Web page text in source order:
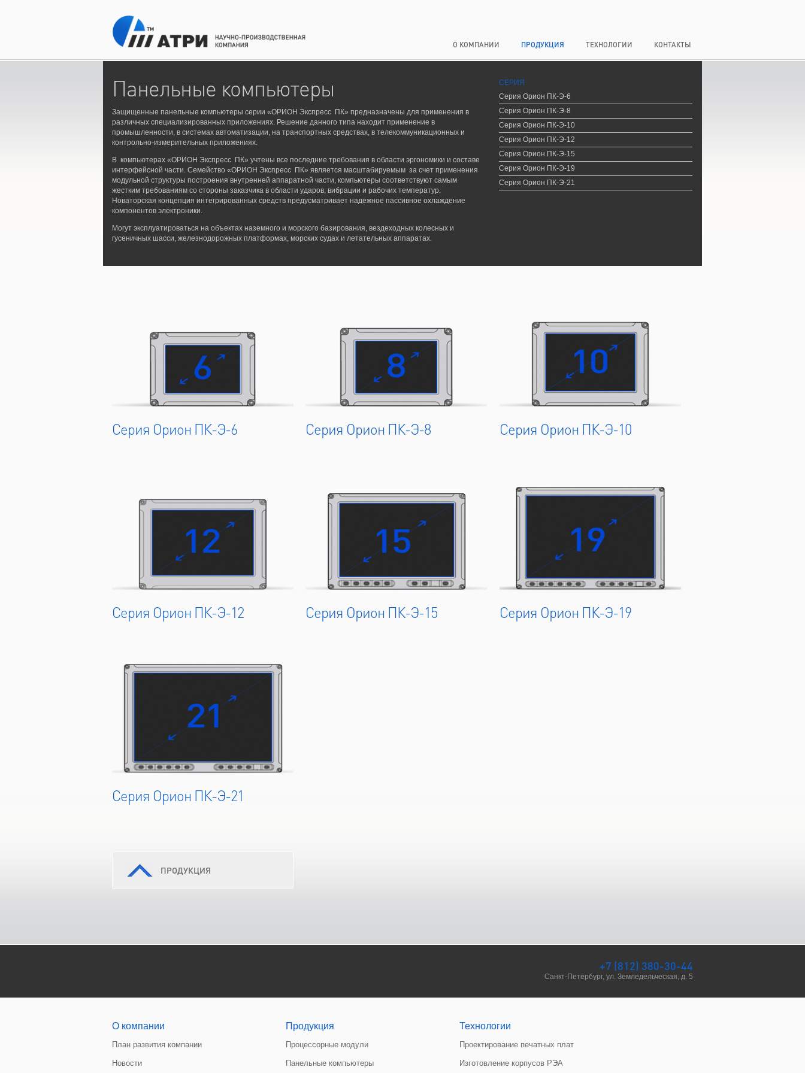
О КОМПАНИИ ПРОДУКЦИЯ ТЕХНОЛОГИИ КОНТАКТЫ
Панельные компьютеры
Защищенные панельные компьютеры серии «ОРИОН Экспресс ПК» предназначены для применения в
различных специализированных приложениях. Решение данного типа находит применение в
промышленности, в системах автоматизации, на транспортных средствах, в телекоммуникационных и
контрольно-измерительных приложениях.
В компьютерах «ОРИОН Экспресс ПК» учтены все последние требования в области эргономики и составе
интерфейсной части. Семейство «ОРИОН Экспресс ПК» является масштабируемым за счет применения
модульной структуры построения внутренней аппаратной части, компьютеры соответствуют самым
жестким требованиям со стороны заказчика в области ударов, вибрации и рабочих температур.
Новаторская концепция интегрированных средств предусматривает надежное пассивное охлаждение
компонентов электроники.
Могут эксплуатироваться на объектах наземного и морского базирования, вездеходных колесных и
гусеничных шасси, железнодорожных платформах, морских судах и летательных аппаратах.
СЕРИЯ
Серия Орион ПК-Э-6
Серия Орион ПК-Э-8
Серия Орион ПК-Э-10
Серия Орион ПК-Э-12
Серия Орион ПК-Э-15
Серия Орион ПК-Э-19
Серия Орион ПК-Э-21
Серия Орион ПК-Э-6 Серия Орион ПК-Э-8 Серия Орион ПК-Э-10
Серия Орион ПК-Э-12 Серия Орион ПК-Э-15 Серия Орион ПК-Э-19
Серия Орион ПК-Э-21
ПРОДУКЦИЯ
+7 (812) 380-30-44
Санкт-Петербург, ул. Земледельческая, д. 5
О компании
План развития компании
Новости
Продукция
Процессорные модули
Панельные компьютеры
Технологии
Проектирование печатных плат
Изготовление корпусов РЭА